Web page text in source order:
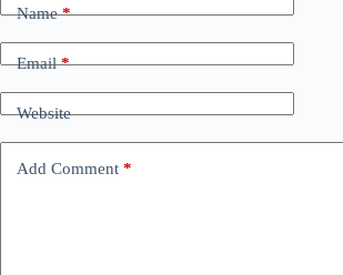
Name*
Email*
Website
Add Comment *